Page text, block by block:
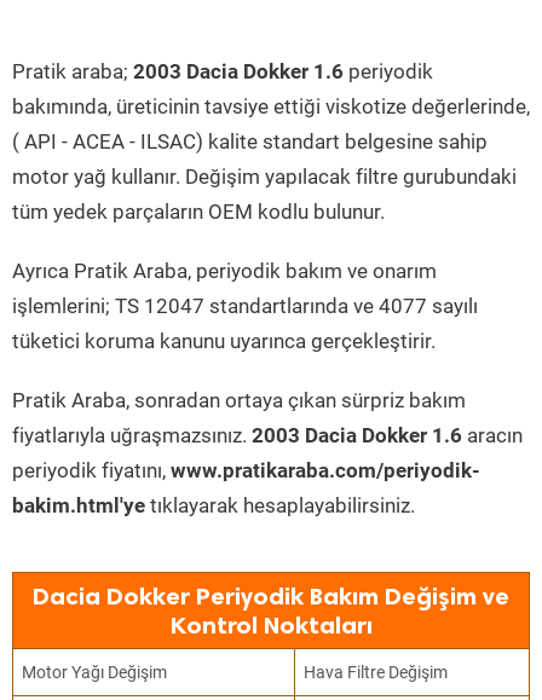
Pratik araba; 2003 Dacia Dokker 1.6 periyodik
bakımında, üreticinin tavsiye ettiği viskotize değerlerinde,
( API - ACEA - ILSAC) kalite standart belgesine sahip
motor yağ kullanır. Değişim yapılacak filtre gurubundaki
tüm yedek parçaların OEM kodlu bulunur.
Ayrıca Pratik Araba, periyodik bakım ve onarım
işlemlerini; TS 12047 standartlarında ve 4077 sayılı
tüketici koruma kanunu uyarınca gerçekleştirir.
Pratik Araba, sonradan ortaya çıkan sürpriz bakım
fiyatlarıyla uğraşmazsınız. 2003 Dacia Dokker 1.6 aracın
periyodik fiyatını, www.pratikaraba.com/periyodik-
bakim.html'ye tıklayarak hesaplayabilirsiniz.
Dacia Dokker Periyodik Bakım Değişim ve
Kontrol Noktaları
Motor Yağı Değişim Hava Filtre Değişim